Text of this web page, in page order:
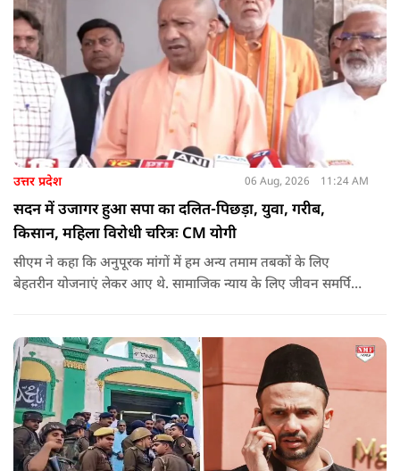
उत्तर प्रदेश 06 Aug, 2026 11:24 AM
सदन में उजागर हुआ सपा का दलित-पिछड़ा, युवा, गरीब,
किसान, महिला विरोधी चरित्रः CM योगी
सीएम ने कहा कि अनुपूरक मांगों में हम अन्य तमाम तबकों के लिए
बेहतरीन योजनाएं लेकर आए थे. सामाजिक न्याय के लिए जीवन समर्पित
अहिल्या बाई होल्कर आदि की मूर्तियों पर छाजन, पार्क, बाउंड्रीवाल के
लिए हमने 407 करोड़ रुपये का प्रावधान किया है. यह बजट पास न हो,
इसके लिए समाजवादी पार्टी ने सदन की कार्यवाही को बाधित किया और
लगातार व्यवधान पैदा करने का प्रयास किया.